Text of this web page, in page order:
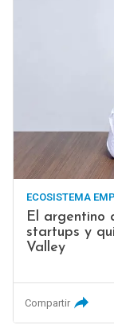
ECOSISTEMA
El argentino
startups y
Valley
Compartir